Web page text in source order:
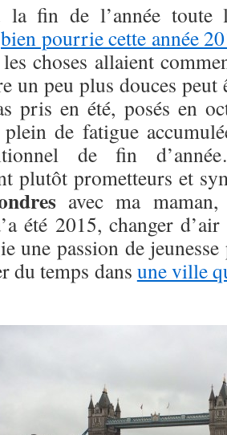
la fin de l’année toute
bien pourrie cette année
choses allaient
un peu plus douces peut
pris en été, posés en
de fatigue
de fin
plutôt prometteurs et
avec ma
été 2015, changer
une passion de
du temps dans une ville